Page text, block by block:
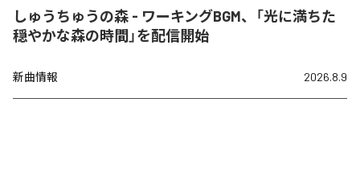
しゅうちゅうの森 - ワーキングBGM、「光に満ちた
穏やかな森の時間」を配信開始
新曲情報 2026.8.9